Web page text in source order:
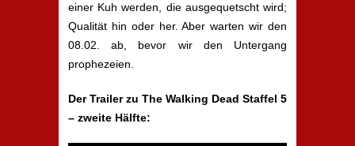
einer Kuh werden, die ausgequetscht wird;
Qualität hin oder her. Aber warten wir den
08.02. ab, bevor wir den Untergang
prophezeien.
Der Trailer zu The Walking Dead Staffel 5
– zweite Hälfte: